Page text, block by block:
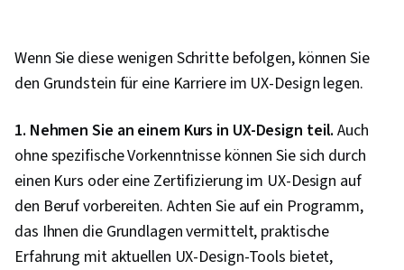
Wenn Sie diese wenigen Schritte befolgen, können Sie
den Grundstein für eine Karriere im UX-Design legen.
1. Nehmen Sie an einem Kurs in UX-Design teil. Auch
ohne spezifische Vorkenntnisse können Sie sich durch
einen Kurs oder eine Zertifizierung im UX-Design auf
den Beruf vorbereiten. Achten Sie auf ein Programm,
das Ihnen die Grundlagen vermittelt, praktische
Erfahrung mit aktuellen UX-Design-Tools bietet,